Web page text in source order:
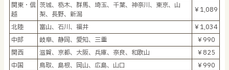
関東・信
越
茨城、栃木、群馬、埼玉、千葉、神奈川、東京、山
梨、長野、新潟
￥1,089
北陸
富山、石川、福井
￥1,034
中部
岐阜、静岡、愛知、三重
￥990
関西
滋賀、京都、大阪、兵庫、奈良、和歌山
￥825
中国
鳥取、島根、岡山、広島、山口
￥990